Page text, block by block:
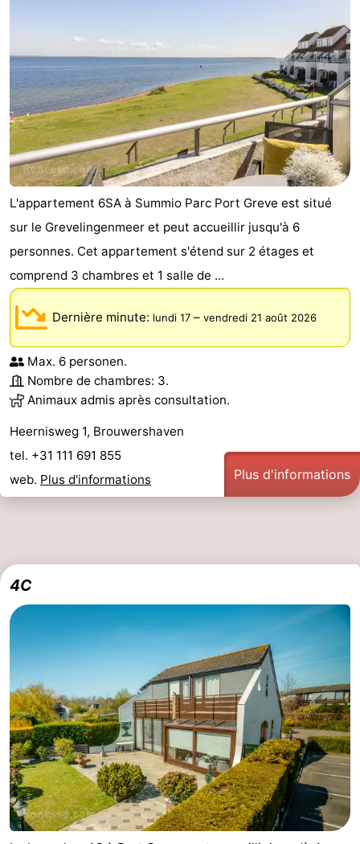
L'appartement 6SA à Summio Parc Port Greve est situé
sur le Grevelingenmeer et peut accueillir jusqu'à 6
personnes. Cet appartement s'étend sur 2 étages et
comprend 3 chambres et 1 salle de ...
Dernière minute: lundi 17 – vendredi 21 août 2026
Max. 6 personen.
Nombre de chambres: 3.
Animaux admis après consultation.
Heernisweg 1, Brouwershaven
tel. +31 111 691 855
web. Plus d'informations Plus d'informations
4C